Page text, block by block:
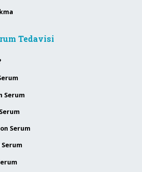
Tedavisi
Serum
Serum
Serum